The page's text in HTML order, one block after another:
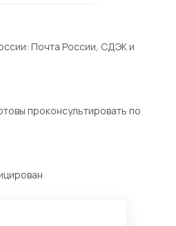
Почта России, СДЭК и
проконсультировать по